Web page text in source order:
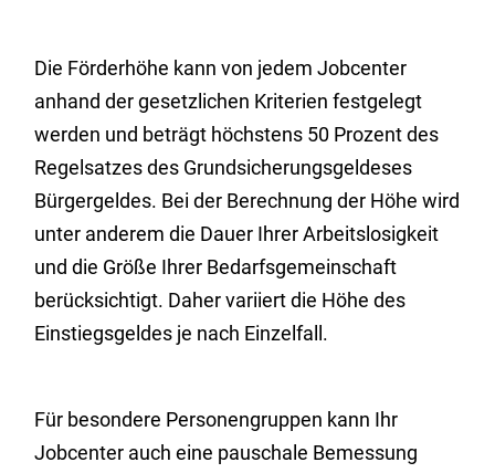
Die Förderhöhe kann von jedem Jobcenter
anhand der gesetzlichen Kriterien festgelegt
werden und beträgt höchstens 50 Prozent des
Regelsatzes des Grundsicherungsgeldeses
Bürgergeldes. Bei der Berechnung der Höhe wird
unter anderem die Dauer Ihrer Arbeitslosigkeit
und die Größe Ihrer Bedarfsgemeinschaft
berücksichtigt. Daher variiert die Höhe des
Einstiegsgeldes je nach Einzelfall.
Für besondere Personengruppen kann Ihr
Jobcenter auch eine pauschale Bemessung